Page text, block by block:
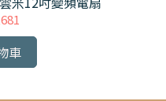
車